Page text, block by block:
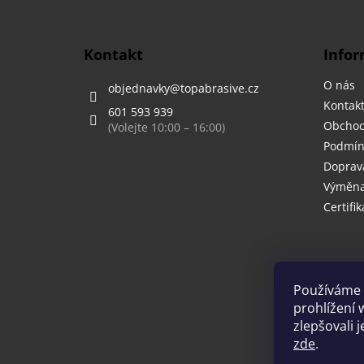
prohlížení
zlepšovali
zde.
Kontakt
objednavky@topabrasive.cz
601 593 939
O nás